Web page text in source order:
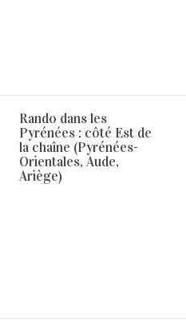
Rando dans les
Pyrénées : côté Est de
la chaîne (Pyrénées-
Orientales, Aude,
Ariège)